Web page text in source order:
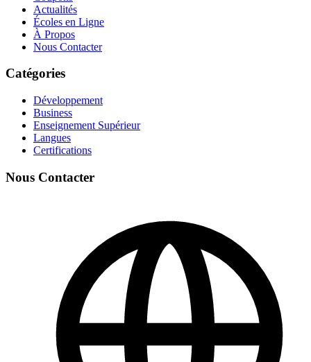
Actualités
Écoles en Ligne
À Propos
Nous Contacter
Catégories
Développement
Business
Enseignement Supérieur
Langues
Certifications
Nous Contacter